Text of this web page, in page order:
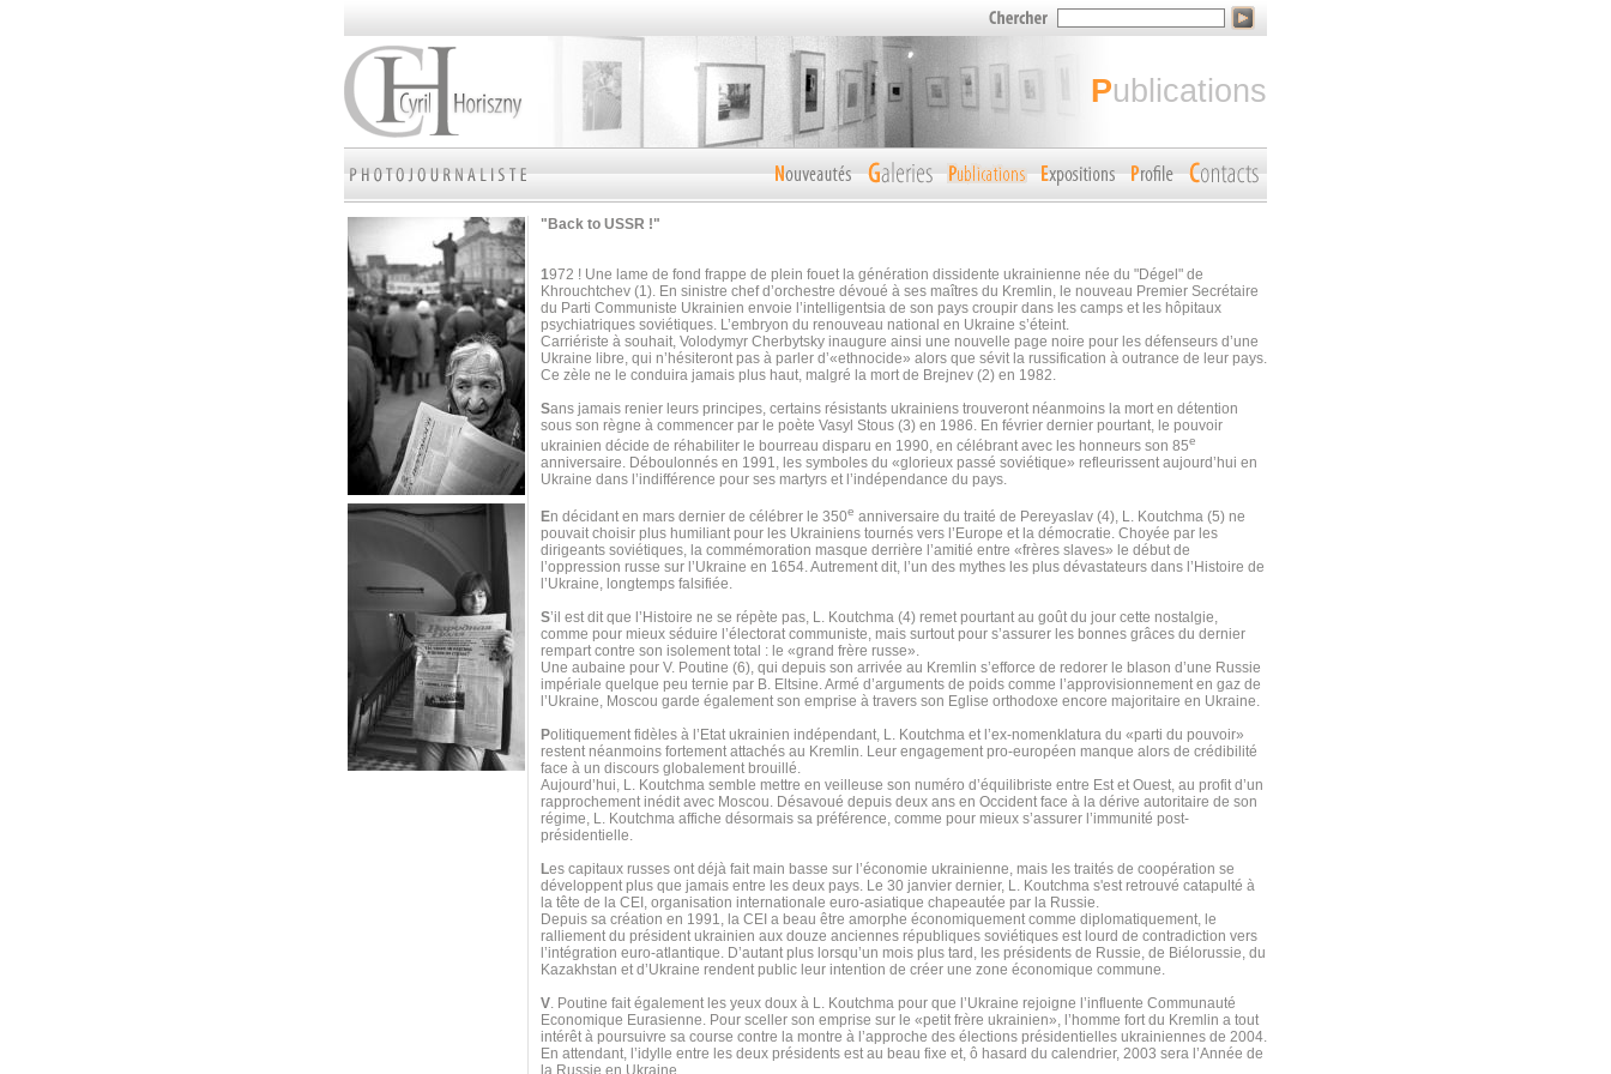
publications
"Back to USSR !"
1972 ! Une lame de fond frappe de plein fouet la génération dissidente ukrainienne née du "Dégel" de
Khrouchtchev (1). En sinistre chef d’orchestre dévoué à ses maîtres du Kremlin, le nouveau Premier Secrétaire
du Parti Communiste Ukrainien envoie l’intelligentsia de son pays croupir dans les camps et les hôpitaux
psychiatriques soviétiques. L’embryon du renouveau national en Ukraine s’éteint.
Carriériste à souhait, Volodymyr Cherbytsky inaugure ainsi une nouvelle page noire pour les défenseurs d’une
Ukraine libre, qui n’hésiteront pas à parler d’«ethnocide» alors que sévit la russification à outrance de leur pays.
Ce zèle ne le conduira jamais plus haut, malgré la mort de Brejnev (2) en 1982.
Sans jamais renier leurs principes, certains résistants ukrainiens trouveront néanmoins la mort en détention
sous son règne à commencer par le poète Vasyl Stous (3) en 1986. En février dernier pourtant, le pouvoir
ukrainien décide de réhabiliter le bourreau disparu en 1990, en célébrant avec les honneurs son 85e
anniversaire. Déboulonnés en 1991, les symboles du «glorieux passé soviétique» refleurissent aujourd’hui en
Ukraine dans l’indifférence pour ses martyrs et l’indépendance du pays.
En décidant en mars dernier de célébrer le 350e anniversaire du traité de Pereyaslav (4), L. Koutchma (5) ne
pouvait choisir plus humiliant pour les Ukrainiens tournés vers l’Europe et la démocratie. Choyée par les
dirigeants soviétiques, la commémoration masque derrière l’amitié entre «frères slaves» le début de
l’oppression russe sur l’Ukraine en 1654. Autrement dit, l’un des mythes les plus dévastateurs dans l’Histoire de
l’Ukraine, longtemps falsifiée.
S’il est dit que l’Histoire ne se répète pas, L. Koutchma (4) remet pourtant au goût du jour cette nostalgie,
comme pour mieux séduire l’électorat communiste, mais surtout pour s’assurer les bonnes grâces du dernier
rempart contre son isolement total : le «grand frère russe».
Une aubaine pour V. Poutine (6), qui depuis son arrivée au Kremlin s’efforce de redorer le blason d’une Russie
impériale quelque peu ternie par B. Eltsine. Armé d’arguments de poids comme l’approvisionnement en gaz de
l’Ukraine, Moscou garde également son emprise à travers son Eglise orthodoxe encore majoritaire en Ukraine.
Politiquement fidèles à l’Etat ukrainien indépendant, L. Koutchma et l’ex-nomenklatura du «parti du pouvoir»
restent néanmoins fortement attachés au Kremlin. Leur engagement pro-européen manque alors de crédibilité
face à un discours globalement brouillé.
Aujourd’hui, L. Koutchma semble mettre en veilleuse son numéro d’équilibriste entre Est et Ouest, au profit d’un
rapprochement inédit avec Moscou. Désavoué depuis deux ans en Occident face à la dérive autoritaire de son
régime, L. Koutchma affiche désormais sa préférence, comme pour mieux s’assurer l’immunité post-
présidentielle.
Les capitaux russes ont déjà fait main basse sur l’économie ukrainienne, mais les traités de coopération se
développent plus que jamais entre les deux pays. Le 30 janvier dernier, L. Koutchma s'est retrouvé catapulté à
la tête de la CEI, organisation internationale euro-asiatique chapeautée par la Russie.
Depuis sa création en 1991, la CEI a beau être amorphe économiquement comme diplomatiquement, le
ralliement du président ukrainien aux douze anciennes républiques soviétiques est lourd de contradiction vers
l’intégration euro-atlantique. D’autant plus lorsqu’un mois plus tard, les présidents de Russie, de Biélorussie, du
Kazakhstan et d’Ukraine rendent public leur intention de créer une zone économique commune.
V. Poutine fait également les yeux doux à L. Koutchma pour que l’Ukraine rejoigne l’influente Communauté
Economique Eurasienne. Pour sceller son emprise sur le «petit frère ukrainien», l’homme fort du Kremlin a tout
intérêt à poursuivre sa course contre la montre à l’approche des élections présidentielles ukrainiennes de 2004.
En attendant, l’idylle entre les deux présidents est au beau fixe et, ô hasard du calendrier, 2003 sera l’Année de
la Russie en Ukraine…